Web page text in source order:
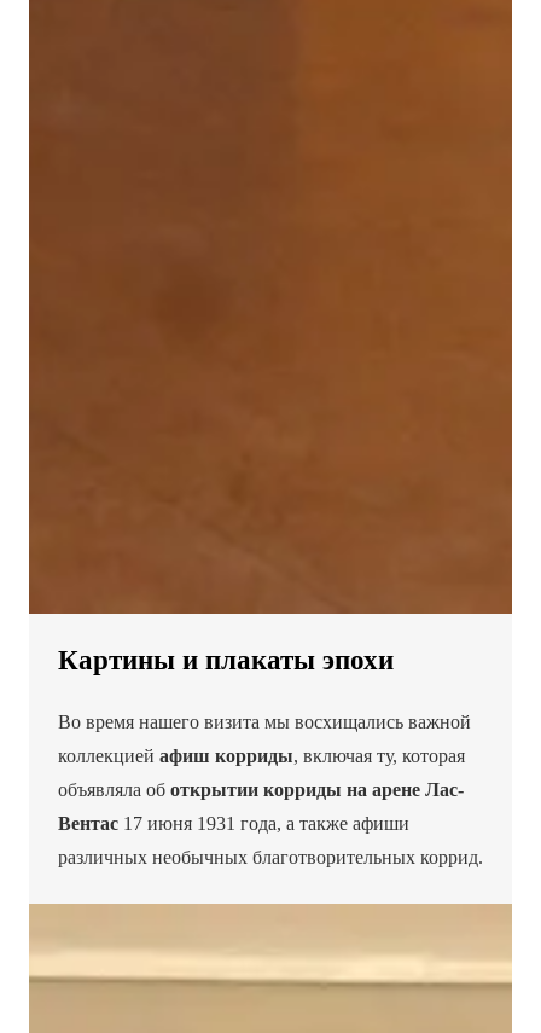
Картины и плакаты эпохи
Во время нашего визита мы восхищались важной
коллекцией афиш корриды, включая ту, которая
объявляла об открытии корриды на арене Лас-
Вентас 17 июня 1931 года, а также афиши
различных необычных благотворительных коррид.